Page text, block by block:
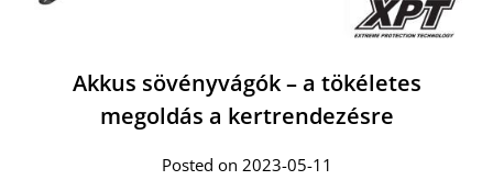
Akkus sövényvágók – a tökéletes
megoldás a kertrendezésre
Posted on 2023-05-11